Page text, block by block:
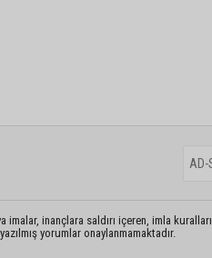
inançlara saldırı içeren, imla kuralları
yorumlar onaylanmamaktadır.